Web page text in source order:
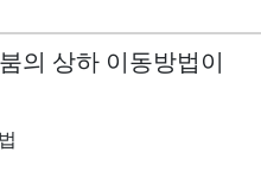
의 상하 이동방법이